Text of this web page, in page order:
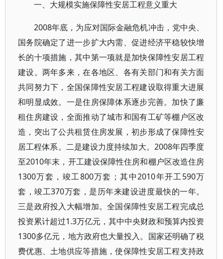
一、大规模实施保障性安居工程意义重大
2008年底，为应对国际金融危机冲击，党中央、
国务院确定了进一步扩大内需、促进经济平稳较快增
长的十项措施，其中第一项就是加快保障性安居工程
建设。两年多来，在各地区、各有关部门和有关方面
共同努力下，全国保障性安居工程建设取得重大进展
和明显成效。一是住房保障体系逐步完善。加快了廉
租住房建设，全面推动了城市和国有工矿等棚户区改
造，突出了公共租赁住房发展，初步形成了保障性安
居工程体系。二是建设力度持续加大。2008年四季度
至2010年末，开工建设保障性住房和棚户区改造住房
1300万套，竣工800万套；其中2010年开工590万
套，竣工370万套，是历年来建设进度最快的一年。
三是政府投入大幅增加。全国保障性安居工程完成总
投资累计超过1.3万亿元，其中中央财政和预算内投资
1300多亿元，地方政府也大量投入。国家还明确了税
费优惠、土地供应等措施，使保障性安居工程支持政